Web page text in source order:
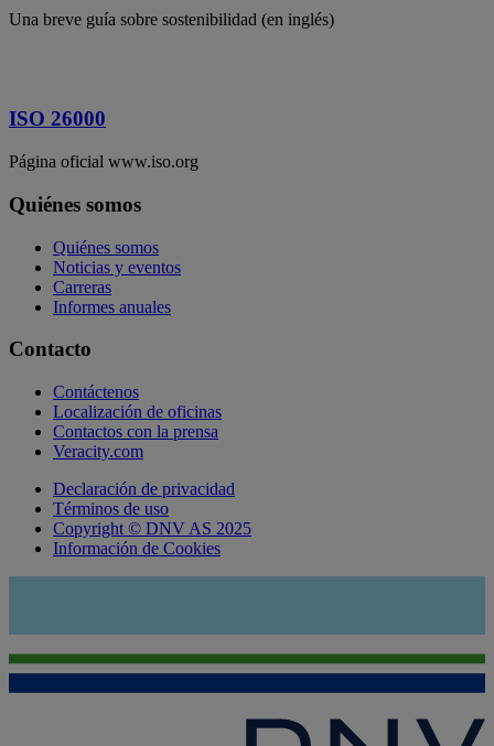
Una breve guía sobre sostenibilidad (en inglés)
ISO 26000
Página oficial www.iso.org
Quiénes somos
Quiénes somos
Noticias y eventos
Carreras
Informes anuales
Contacto
Contáctenos
Localización de oficinas
Contactos con la prensa
Veracity.com
Declaración de privacidad
Términos de uso
Copyright © DNV AS 2025
Información de Cookies